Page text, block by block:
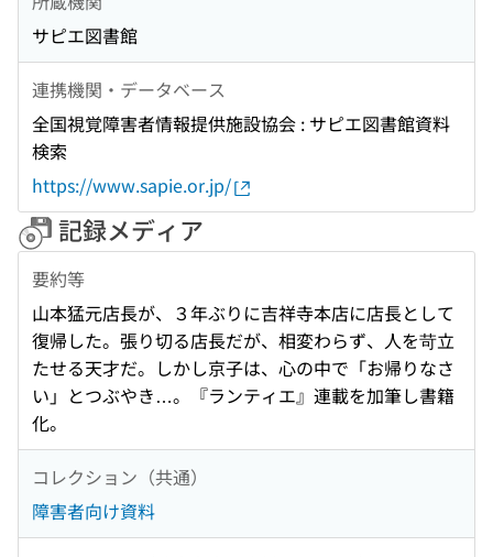
サピエ図書館
連携機関・データベース
全国視覚障害者情報提供施設協会 : サピエ図書館資料
検索
https://www.sapie.or.jp/
記録メディア
要約等
山本猛元店長が、３年ぶりに吉祥寺本店に店長として
復帰した。張り切る店長だが、相変わらず、人を苛立
たせる天才だ。しかし京子は、心の中で「お帰りなさ
い」とつぶやき…。『ランティエ』連載を加筆し書籍
化。
コレクション（共通）
障害者向け資料